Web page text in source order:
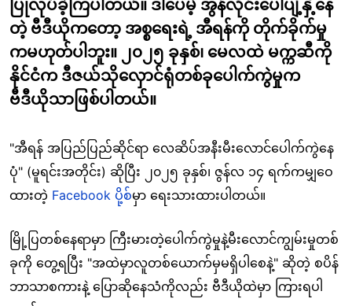
ပြုလုပ်ခဲ့ကြပါတယ်။ ဒါပေမဲ့ အွန်လိုင်းပေါ်ပျံ့နှံ့နေ
တဲ့ ဗီဒီယိုကတော့ အစ္စရေးရဲ့ အီရန်ကို တိုက်ခိုက်မှု
ကမဟုတ်ပါဘူး။ ၂၀၂၅ ခုနှစ်၊ မေလထဲ မက္ကဆီကို
နိုင်ငံက ဒီဇယ်သိုလှောင်ရုံတစ်ခုပေါက်ကွဲမှုက
ဗီဒီယိုသာဖြစ်ပါတယ်။
"အီရန် အပြည်ပြည်ဆိုင်ရာ လေဆိပ်အနီးမီးလောင်ပေါက်ကွဲနေ
ပုံ" (မူရင်းအတိုင်း) ဆိုပြီး ၂၀၂၅ ခုနှစ်၊ ဇွန်လ ၁၄ ရက်ကမျှဝေ
ထားတဲ့ Facebook ပို့စ်မှာ ရေးသားထားပါတယ်။
မြို့ပြတစ်နေရာမှာ ကြီးမားတဲ့ပေါက်ကွဲမှုနဲ့မီးလောင်ကျွမ်းမှုတစ်
ခုကို တွေ့ရပြီး "အထဲမှာလူတစ်ယောက်မှမရှိပါစေနဲ့" ဆိုတဲ့ စပိန်
ဘာသာစကားနဲ့ ပြောဆိုနေသံကိုလည်း ဗီဒီယိုထဲမှာ ကြားရပါ